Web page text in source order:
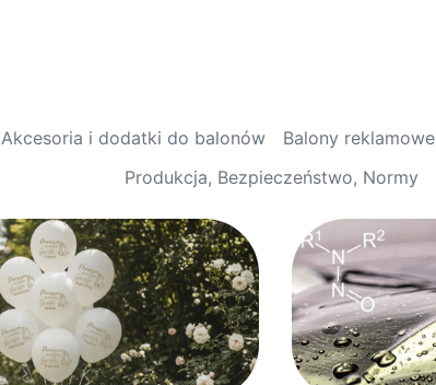
Akcesoria i dodatki do balonów Balony reklamowe
Produkcja, Bezpieczeństwo, Normy